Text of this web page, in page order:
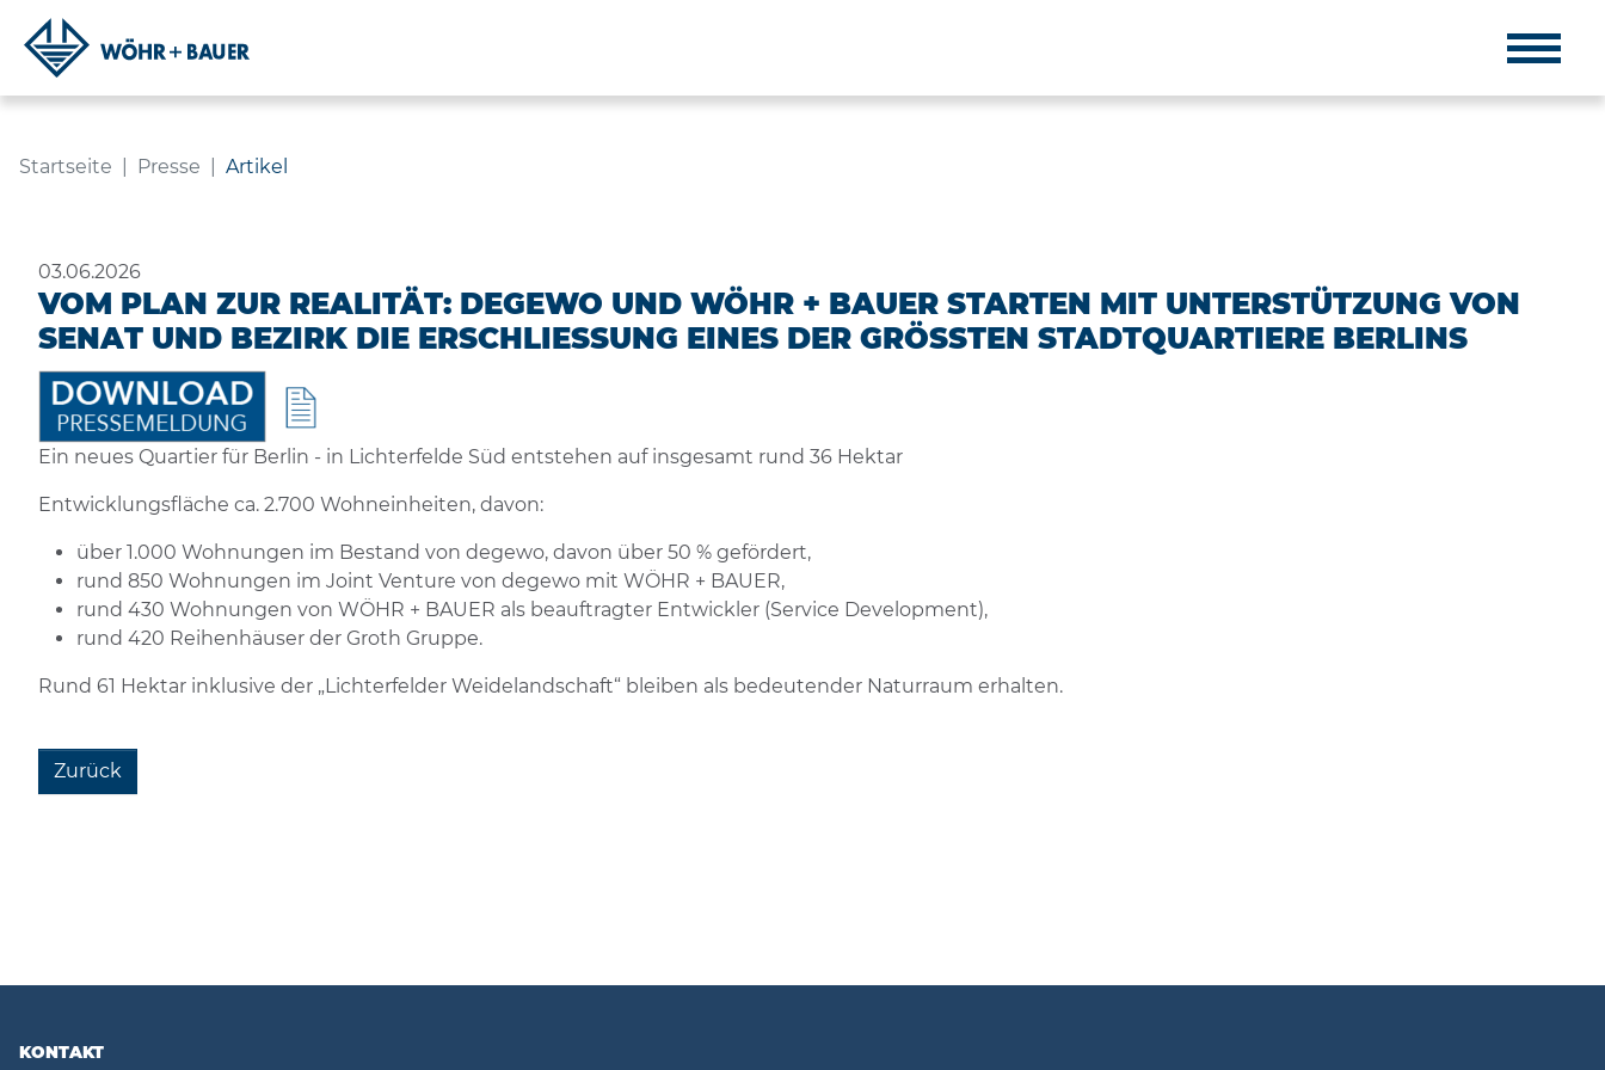
ARTIKEL
NavigationInhaltFußzeile
Startseite Presse Artikel
03.06.2026
VOM PLAN ZUR REALITÄT: DEGEWO UND WÖHR + BAUER STARTEN MIT UNTERSTÜTZUNG VON
SENAT UND BEZIRK DIE ERSCHLIESSUNG EINES DER GRÖSSTEN STADTQUARTIERE BERLINS
Ein neues Quartier für Berlin - in Lichterfelde Süd entstehen auf insgesamt rund 36 Hektar
Entwicklungsfläche ca. 2.700 Wohneinheiten, davon:
über 1.000 Wohnungen im Bestand von degewo, davon über 50 % gefördert,
rund 850 Wohnungen im Joint Venture von degewo mit WÖHR + BAUER,
rund 430 Wohnungen von WÖHR + BAUER als beauftragter Entwickler (Service Development),
rund 420 Reihenhäuser der Groth Gruppe.
Rund 61 Hektar inklusive der „Lichterfelder Weidelandschaft“ bleiben als bedeutender Naturraum erhalten.
Zurück
KONTAKT